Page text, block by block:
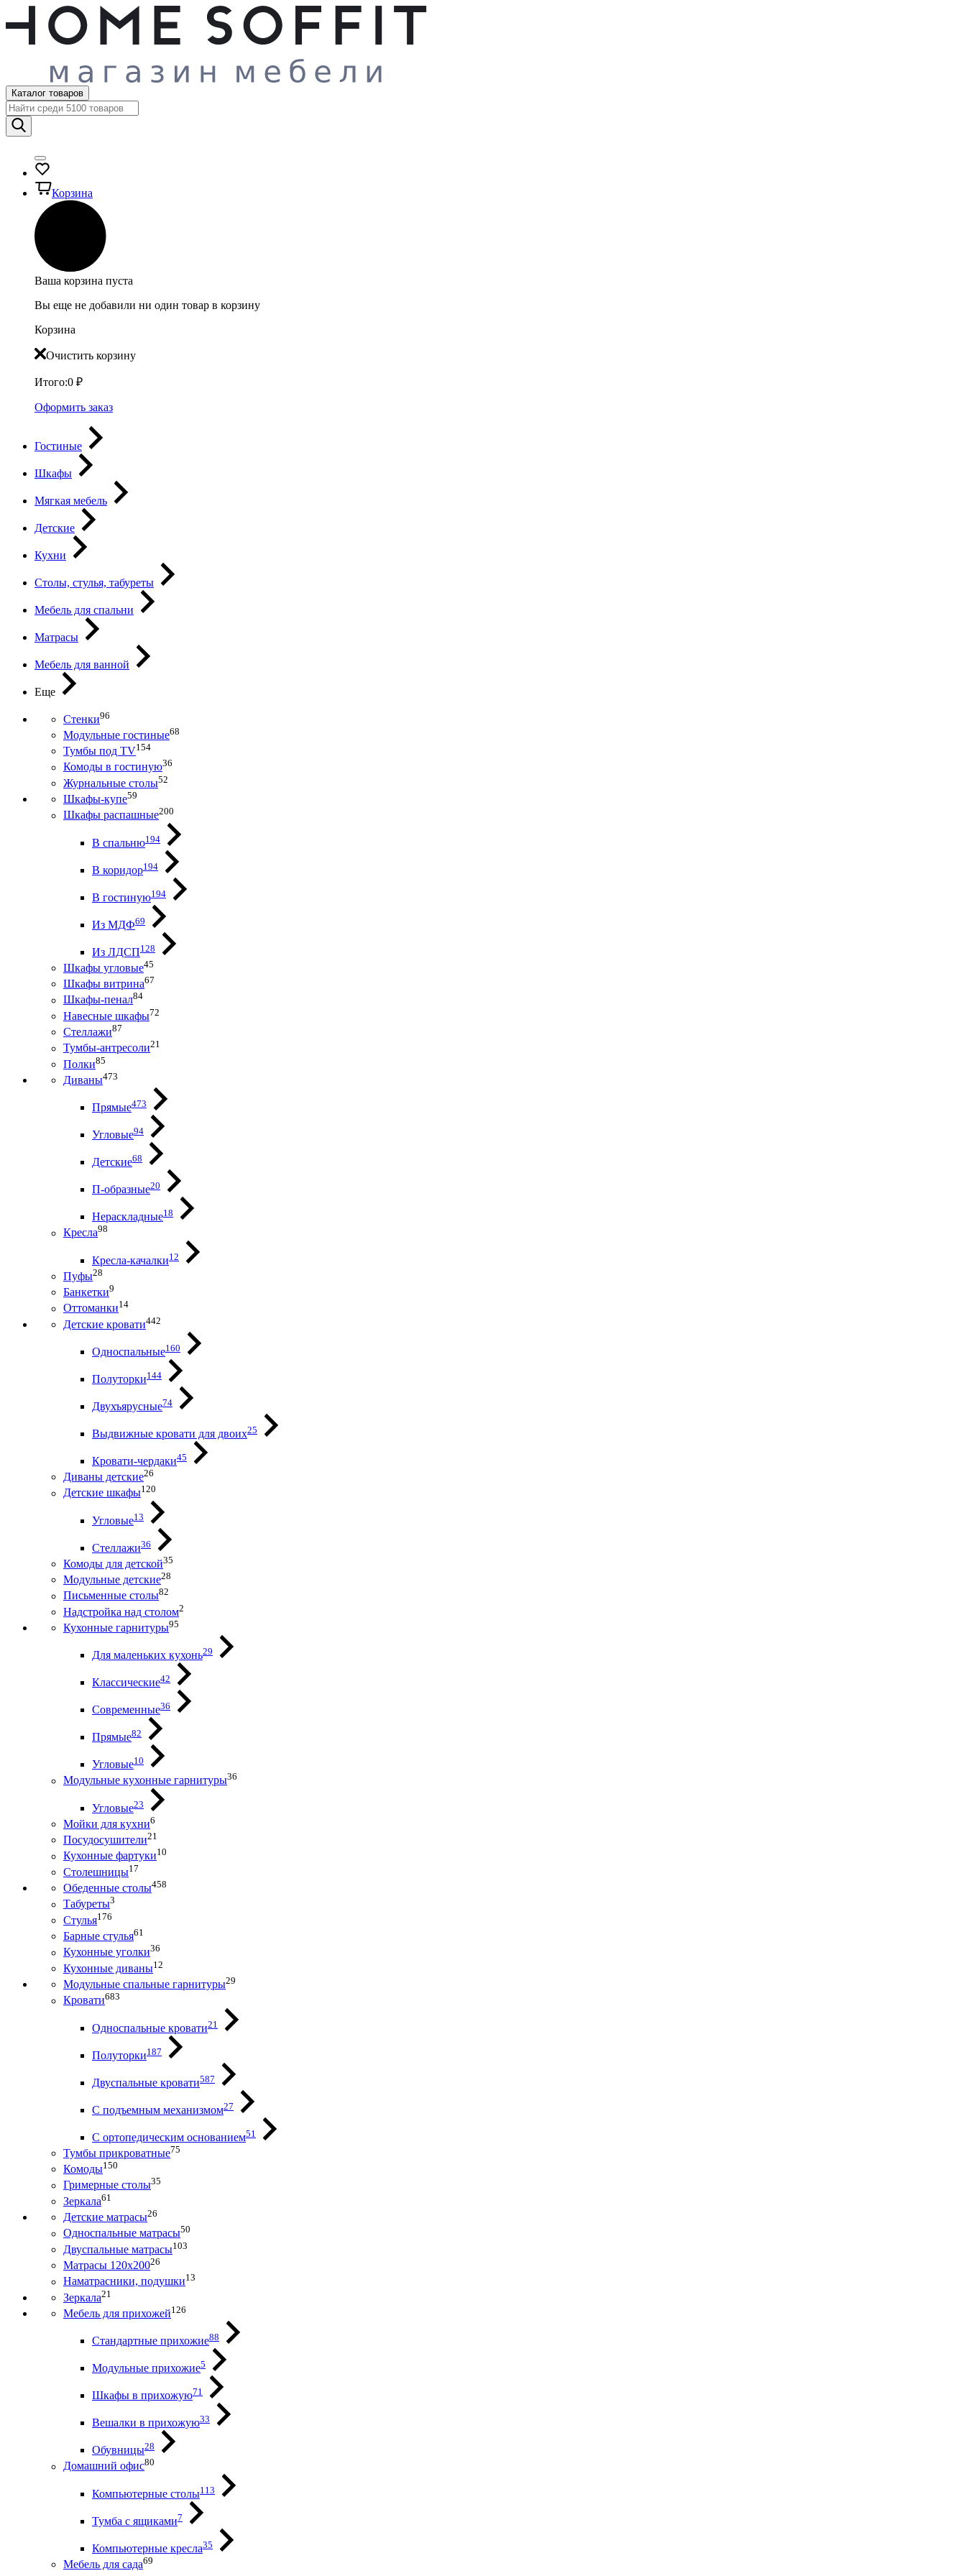
Каталог товаров
Корзина
Ваша корзина пуста
Вы еще не добавили ни один товар в корзину
Корзина
Очистить корзину
Итого:0 ₽
Оформить заказ
Гостиные
Шкафы
Мягкая мебель
Детские
Кухни
Столы, стулья, табуреты
Мебель для спальни
Матрасы
Мебель для ванной
Еще
Стенки96
Модульные гостиные68
Тумбы под ТV154
Комоды в гостиную36
Журнальные столы52
Шкафы-купе59
Шкафы распашные200
В спальню194
В коридор194
В гостиную194
Из МДФ69
Из ЛДСП128
Шкафы угловые45
Шкафы витрина67
Шкафы-пенал84
Навесные шкафы72
Стеллажи87
Тумбы-антресоли21
Полки85
Диваны473
Прямые473
Угловые94
Детские68
П-образные20
Нераскладные18
Кресла98
Кресла-качалки12
Пуфы28
Банкетки9
Оттоманки14
Детские кровати442
Односпальные160
Полуторки144
Двухъярусные74
Выдвижные кровати для двоих25
Кровати-чердаки45
Диваны детские26
Детские шкафы120
Угловые13
Стеллажи36
Комоды для детской35
Модульные детские28
Письменные столы82
Надстройка над столом2
Кухонные гарнитуры95
Для маленьких кухонь29
Классические42
Современные36
Прямые82
Угловые10
Модульные кухонные гарнитуры36
Угловые23
Мойки для кухни6
Посудосушители21
Кухонные фартуки10
Столешницы17
Обеденные столы458
Табуреты3
Стулья176
Барные стулья61
Кухонные уголки36
Кухонные диваны12
Модульные спальные гарнитуры29
Кровати683
Односпальные кровати21
Полуторки187
Двуспальные кровати587
С подъемным механизмом27
С ортопедическим основанием51
Тумбы прикроватные75
Комоды150
Гримерные столы35
Зеркала61
Детские матрасы26
Односпальные матрасы50
Двуспальные матрасы103
Матрасы 120х20026
Наматрасники, подушки13
Зеркала21
Мебель для прихожей126
Стандартные прихожие88
Модульные прихожие5
Шкафы в прихожую71
Вешалки в прихожую33
Обувницы28
Домашний офис80
Компьютерные столы113
Тумба с ящиками7
Компьютерные кресла35
Мебель для сада69